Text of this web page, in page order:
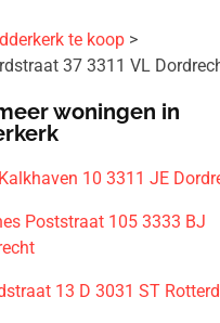
te koop
37 3311 VL
woningen in
10 3311 JE
Poststraat 105 3333 BJ
13 D 3031 ST